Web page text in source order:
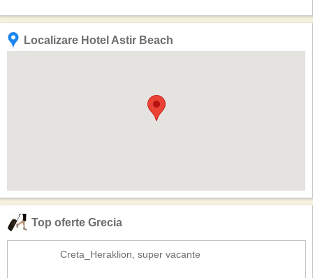
Localizare Hotel Astir Beach
Top oferte Grecia
Creta_Heraklion, super vacante